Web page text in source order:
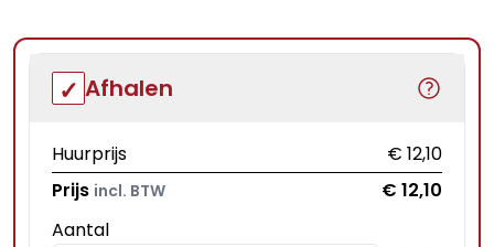
Afhalen
Huurprijs
€ 12,10
Prijs incl. BTW
€ 12,10
Aantal